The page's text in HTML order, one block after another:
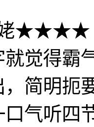
姥★★★★
就觉得霸
，简明扼
口气听四